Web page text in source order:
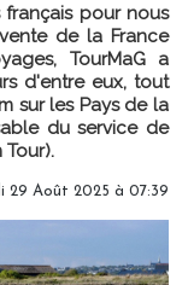
pour nous
de la France
TourMaG a
d'entre eux, tout
sur les Pays de la
du service de
29 Août 2025 à 07:39